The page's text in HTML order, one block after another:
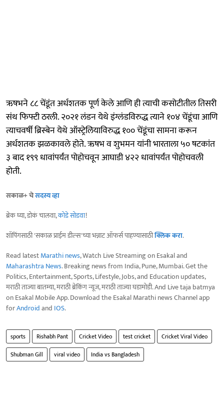
ऋषभने ८८ चेंडूंत अर्धशतक पूर्ण केले आणि ही त्याची कसोटीतील तिसरी
संथ फिफ्टी ठरली. २०२१ लंडन येथे इंग्लंडविरुद्ध त्याने १०४ चेंडूंचा आणि
त्याचवर्षी ब्रिस्बेन येथे ऑस्ट्रेलियाविरुद्ध १०० चेंडूंचा सामना करून
अर्धशतक झळकावले होते. ऋषभ व शुभमन यांनी भारताला ५० षटकांत
३ बाद १९९ धावांपर्यंत पोहोचवून आघाडी ४२२ धावांपर्यंत पोहोचवली
होती.
सकाळ+ चेसदस्य व्हा
ब्रेक घ्या, डोकं चालवा,कोडे सोडवा!
शॉपिंगसाठी 'सकाळ प्राईम डील्स'च्या भन्नाट ऑफर्स पाहण्यासाठीक्लिक करा.
Read latestMarathi news, Watch Live Streaming on Esakal and
Maharashtra News. Breaking news from India, Pune, Mumbai. Get the
Politics, Entertainment, Sports, Lifestyle, Jobs, and Education updates,
मराठी ताज्या बातम्या, मराठी ब्रेकिंग न्यूज, मराठी ताज्या घडामोडी. And Live taja batmya
on Esakal Mobile App. Download the Esakal Marathi news Channel app
forAndroidand IOS.
sports Rishabh Pant Cricket Video test cricket
Cricket Viral Video
Shubman Gill
viral video India vs Bangladesh